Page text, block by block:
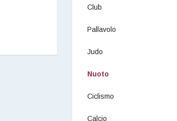
Club
Pallavolo
Judo
Nuoto
Ciclismo
Calcio